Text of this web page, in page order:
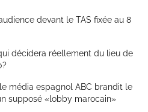
devant le TAS fixée au 8
décidera réellement du lieu de
média espagnol ABC brandit le
supposé «lobby marocain»